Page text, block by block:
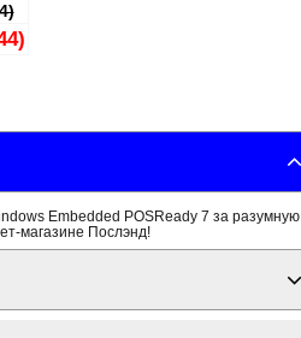
Embedded POSReady 7 за разумную
магазине Послэнд!